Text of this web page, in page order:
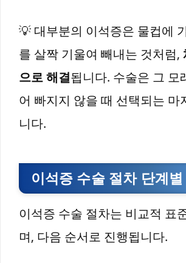
💡 대부분의 이석증은 물컵에
를 살짝 기울여 빼내는 것처럼,
으로 해결됩니다. 수술은 그 모
어 빠지지 않을 때 선택되는 마
니다.
이석증 수술 절차 단계
이석증 수술 절차는 비교적 표
며, 다음 순서로 진행됩니다.